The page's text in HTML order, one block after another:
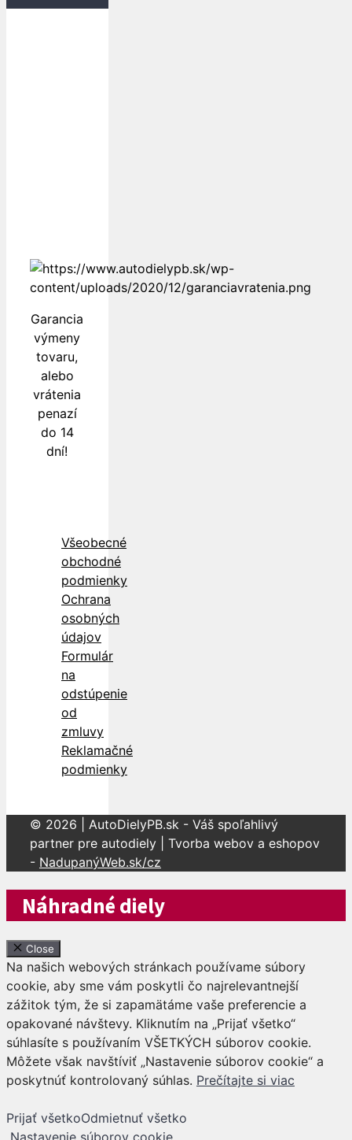
Garancia
výmeny
tovaru,
alebo
vrátenia
penazí
do 14
dní!
Všeobecné
obchodné
podmienky
Ochrana
osobných
údajov
Formulár
na
odstúpenie
od
zmluvy
Reklamačné
podmienky
© 2026 | AutoDielyPB.sk - Váš spoľahlivý
partner pre autodiely | Tvorba webov a eshopov
- NadupanýWeb.sk/cz
Náhradné diely
Close
Na našich webových stránkach používame súbory
cookie, aby sme vám poskytli čo najrelevantnejší
zážitok tým, že si zapamätáme vaše preferencie a
opakované návštevy. Kliknutím na „Prijať všetko“
súhlasíte s používaním VŠETKÝCH súborov cookie.
Môžete však navštíviť „Nastavenie súborov cookie“ a
poskytnúť kontrolovaný súhlas. Prečítajte si viac
Prijať všetkoOdmietnuť všetko